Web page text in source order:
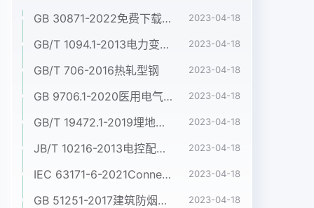
GB 30871-2022免费下载危险化学品企业特殊作业安全规范 2023-04-18
GB/T 1094.1-2013电力变压器 第1部分:总则 2023-04-18
GB/T 706-2016热轧型钢 2023-04-18
GB 9706.1-2020医用电气设备 第1部分:基本安全和基本性能的通用要求 2023-04-18
GB/T 19472.1-2019埋地用聚乙烯(PE)结构壁管道系统 第1部分:聚乙烯双壁波纹管材 2023-04-18
JB/T 10216-2013电控配电用电缆桥架 2023-04-18
IEC 63171-6-2021Connectors for electrical and electronic equipment - Part 6: Detail specification for 2-way and 4-way (data/power), shielded, free and fixed connectors for power and data transmission with frequencies up to 600 MHz 2023-04-18
GB 51251-2017建筑防烟排烟系统技术标准 2023-04-18